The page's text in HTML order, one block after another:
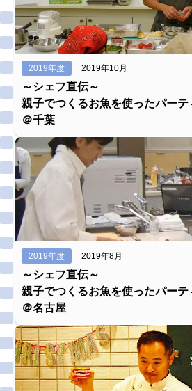
2019年度 2019年10月
～シェフ直伝～
親子でつくるお魚を使ったパーテ
＠千葉
2019年度 2019年8月
～シェフ直伝～
親子でつくるお魚を使ったパーテ
＠名古屋